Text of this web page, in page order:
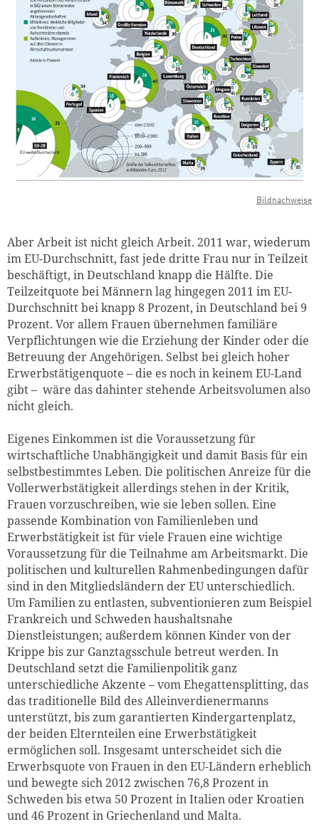
Bildnachweise
Aber Arbeit ist nicht gleich Arbeit. 2011 war, wiederum
im EU-Durchschnitt, fast jede dritte Frau nur in Teilzeit
beschäftigt, in Deutschland knapp die Hälfte. Die
Teilzeitquote bei Männern lag hingegen 2011 im EU-
Durchschnitt bei knapp 8 Prozent, in Deutschland bei 9
Prozent. Vor allem Frauen übernehmen familiäre
Verpflichtungen wie die Erziehung der Kinder oder die
Betreuung der Angehörigen. Selbst bei gleich hoher
Erwerbstätigenquote – die es noch in keinem EU-Land
gibt – wäre das dahinter stehende Arbeitsvolumen also
nicht gleich.
Eigenes Einkommen ist die Voraussetzung für
wirtschaftliche Unabhängigkeit und damit Basis für ein
selbstbestimmtes Leben. Die politischen Anreize für die
Vollerwerbstätigkeit allerdings stehen in der Kritik,
Frauen vorzuschreiben, wie sie leben sollen. Eine
passende Kombination von Familienleben und
Erwerbstätigkeit ist für viele Frauen eine wichtige
Voraussetzung für die Teilnahme am Arbeitsmarkt. Die
politischen und kulturellen Rahmenbedingungen dafür
sind in den Mitgliedsländern der EU unterschiedlich.
Um Familien zu entlasten, subventionieren zum Beispiel
Frankreich und Schweden haushaltsnahe
Dienstleistungen; außerdem können Kinder von der
Krippe bis zur Ganztagsschule betreut werden. In
Deutschland setzt die Familienpolitik ganz
unterschiedliche Akzente – vom Ehegattensplitting, das
das traditionelle Bild des Alleinverdienermanns
unterstützt, bis zum garantierten Kindergartenplatz,
der beiden Elternteilen eine Erwerbstätigkeit
ermöglichen soll. Insgesamt unterscheidet sich die
Erwerbsquote von Frauen in den EU-Ländern erheblich
und bewegte sich 2012 zwischen 76,8 Prozent in
Schweden bis etwa 50 Prozent in Italien oder Kroatien
und 46 Prozent in Griechenland und Malta.